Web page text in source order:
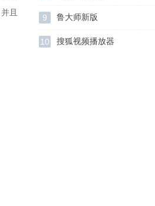
且
9 鲁大师新版
10 搜狐视频播放器